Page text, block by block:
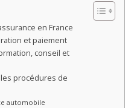
en France
et paiement
conseil et
procédures de
automobile